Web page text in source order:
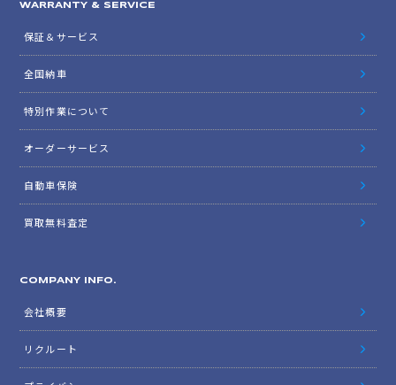
WARRANTY & SERVICE
保証＆サービス
全国納車
特別作業について
オーダーサービス
自動車保険
買取無料査定
COMPANY INFO.
会社概要
リクルート